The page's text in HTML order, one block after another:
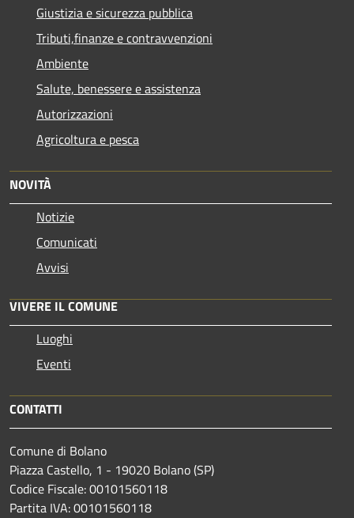
Giustizia e sicurezza pubblica
Tributi,finanze e contravvenzioni
Ambiente
Salute, benessere e assistenza
Autorizzazioni
Agricoltura e pesca
NOVITÀ
Notizie
Comunicati
Avvisi
VIVERE IL COMUNE
Luoghi
Eventi
CONTATTI
Comune di Bolano
Piazza Castello, 1 - 19020 Bolano (SP)
Codice Fiscale: 00101560118
Partita IVA: 00101560118